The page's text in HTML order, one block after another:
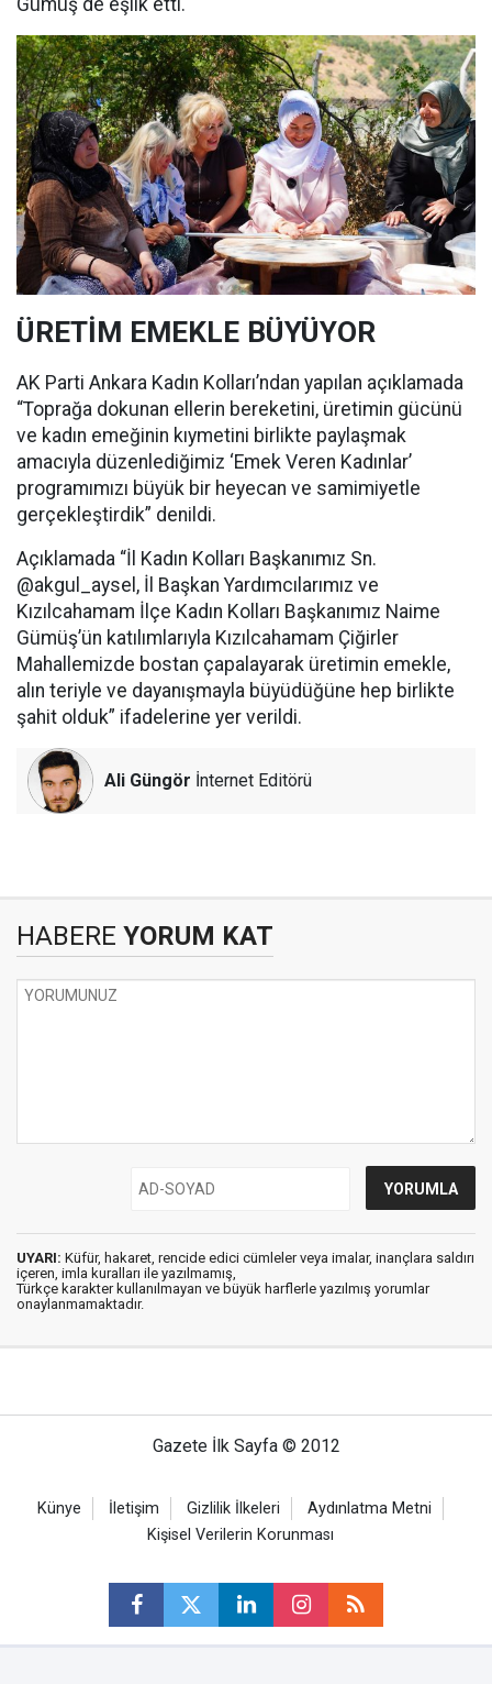
Gümüş de eşlik etti.
ÜRETİM EMEKLE BÜYÜYOR
AK Parti Ankara Kadın Kolları’ndan yapılan açıklamada
“Toprağa dokunan ellerin bereketini, üretimin gücünü
ve kadın emeğinin kıymetini birlikte paylaşmak
amacıyla düzenlediğimiz ‘Emek Veren Kadınlar’
programımızı büyük bir heyecan ve samimiyetle
gerçekleştirdik” denildi.
Açıklamada “İl Kadın Kolları Başkanımız Sn.
@akgul_aysel, İl Başkan Yardımcılarımız ve
Kızılcahamam İlçe Kadın Kolları Başkanımız Naime
Gümüş’ün katılımlarıyla Kızılcahamam Çiğirler
Mahallemizde bostan çapalayarak üretimin emekle,
alın teriyle ve dayanışmayla büyüdüğüne hep birlikte
şahit olduk” ifadelerine yer verildi.
Ali Güngör İnternet Editörü
HABERE YORUM KAT
UYARI: Küfür, hakaret, rencide edici cümleler veya imalar, inançlara saldırı
içeren, imla kuralları ile yazılmamış,
Türkçe karakter kullanılmayan ve büyük harflerle yazılmış yorumlar
onaylanmamaktadır.
Gazete İlk Sayfa © 2012
Künye İletişim Gizlilik İlkeleri
Aydınlatma Metni
Kişisel Verilerin Korunması